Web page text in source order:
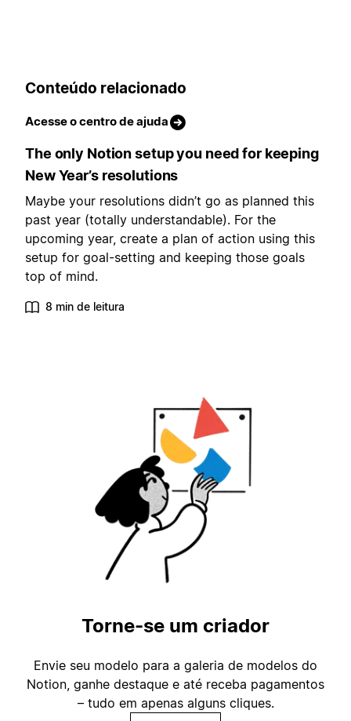
Conteúdo relacionado
Acesse o centro de ajuda
The only Notion setup you need for keeping
New Year’s resolutions
Maybe your resolutions didn’t go as planned this
past year (totally understandable). For the
upcoming year, create a plan of action using this
setup for goal-setting and keeping those goals
top of mind.
8 min de leitura
Torne-se um criador
Envie seu modelo para a galeria de modelos do
Notion, ganhe destaque e até receba pagamentos
– tudo em apenas alguns cliques.